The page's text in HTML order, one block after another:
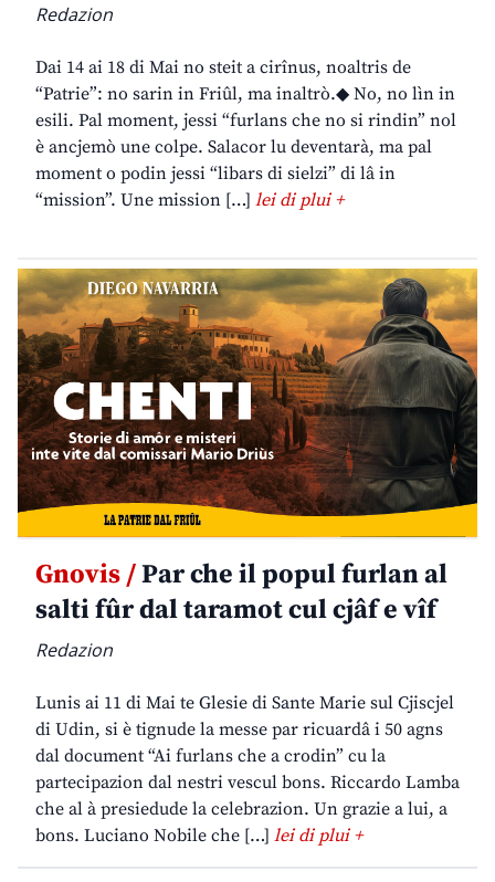
Redazion
Dai 14 ai 18 di Mai no steit a cirînus, noaltris de
“Patrie”: no sarin in Friûl, ma inaltrò.◆ No, no lìn in
esili. Pal moment, jessi “furlans che no si rindin” nol
è ancjemò une colpe. Salacor lu deventarà, ma pal
moment o podin jessi “libars di sielzi” di lâ in
“mission”. Une mission […] lei di plui +
Gnovis /Par che il popul furlan al
salti fûr dal taramot cul cjâf e vîf
Redazion
Lunis ai 11 di Mai te Glesie di Sante Marie sul Cjiscjel
di Udin, si è tignude la messe par ricuardâ i 50 agns
dal document “Ai furlans che a crodin” cu la
partecipazion dal nestri vescul bons. Riccardo Lamba
che al à presiedude la celebrazion. Un grazie a lui, a
bons. Luciano Nobile che […] lei di plui +